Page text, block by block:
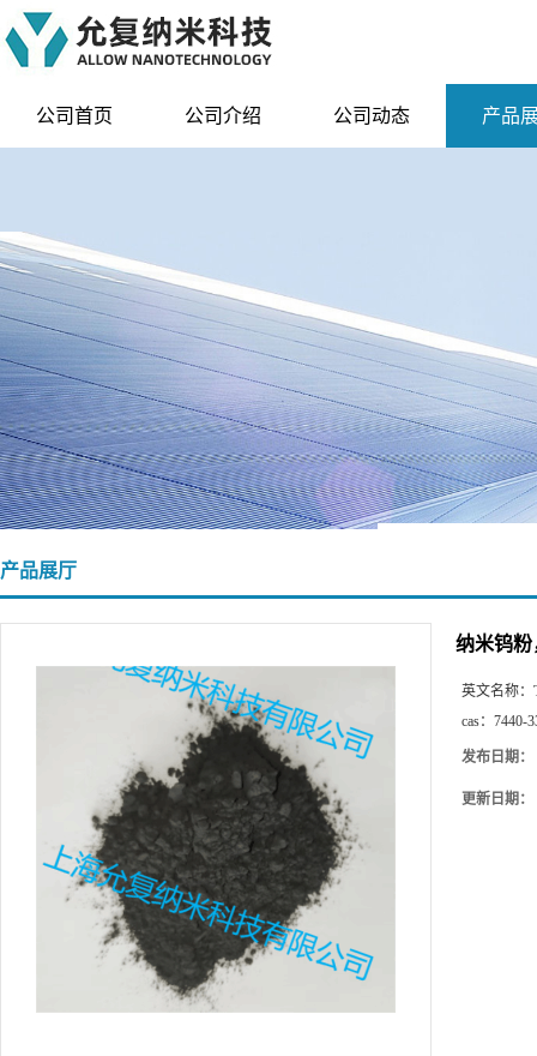
公司首页 公司介绍 公司动态 产品
产品展厅
纳米钨粉
英文名称：
cas： 7440-
发布日期：
更新日期：